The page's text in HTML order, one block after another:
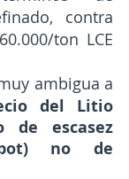
contra
ton LCE
ambigua a
del Litio
de escasez
no de